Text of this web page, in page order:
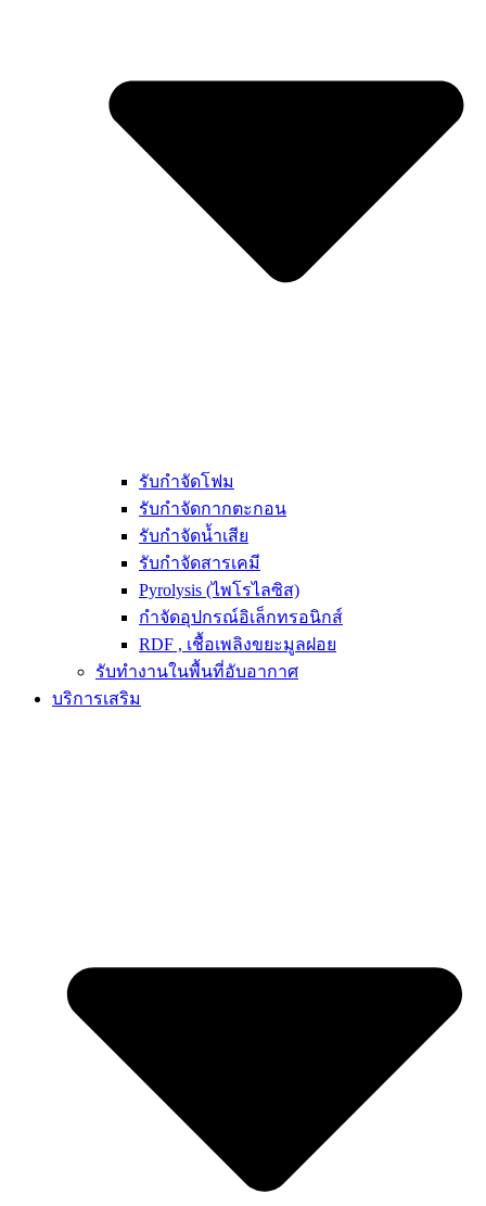
รับกำจัดโฟม
รับกำจัดกากตะกอน
รับกำจัดน้ำเสีย
รับกำจัดสารเคมี
Pyrolysis (ไพโรไลซิส)
กำจัดอุปกรณ์อิเล็กทรอนิกส์
RDF , เชื้อเพลิงขยะมูลฝอย
รับทำงานในพื้นที่อับอากาศ
บริการเสริม